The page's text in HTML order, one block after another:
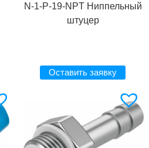
N-1-P-19-NPT Ниппельный
штуцер
Оставить заявку